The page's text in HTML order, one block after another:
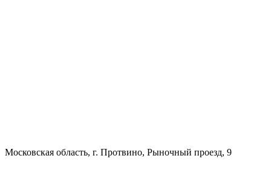
Московская область, г. Протвино, Рыночный проезд, 9